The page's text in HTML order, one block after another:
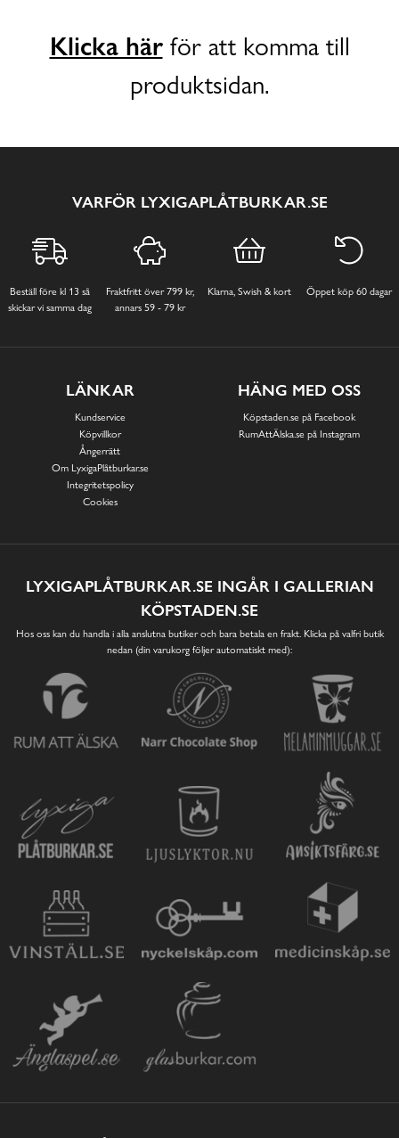
Klicka härför att komma till
produktsidan.
VARFÖR LYXIGAPLÅTBURKAR.SE
Beställ före kl 13 så
skickar vi samma dag
Fraktfritt över 799 kr,
annars 59 - 79 kr
Klarna, Swish & kort Öppet köp 60 dagar
LÄNKAR
Kundservice
Köpvillkor
Ångerrätt
Om LyxigaPlåtburkar.se
Integritetspolicy
Cookies
HÄNG MED OSS
Köpstaden.se på Facebook
RumAttÄlska.se på Instagram
LYXIGAPLÅTBURKAR.SE INGÅR I GALLERIAN
KÖPSTADEN.SE
Hos oss kan du handla i alla anslutna butiker och bara betala en frakt. Klicka på valfri butik
nedan (din varukorg följer automatiskt med):